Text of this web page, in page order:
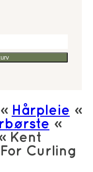
» Hårpleie »
»
Kent
Curling